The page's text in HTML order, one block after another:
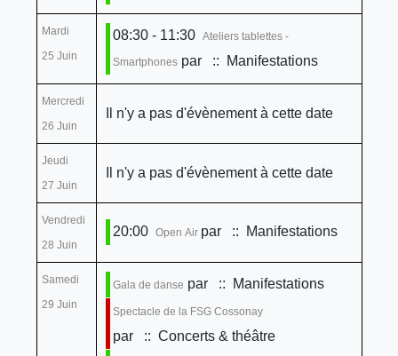
Mardi
25 Juin
08:30 - 11:30 Ateliers tablettes -
Smartphonespar :: Manifestations
Mercredi
26 Juin
Il n'y a pas d'évènement à cette date
Jeudi
27 Juin
Il n'y a pas d'évènement à cette date
Vendredi
28 Juin
20:00 Open Air par :: Manifestations
Samedi
29 Juin
Gala de danse par :: Manifestations
Spectacle de la FSG Cossonay
par
:: Concerts & théâtre